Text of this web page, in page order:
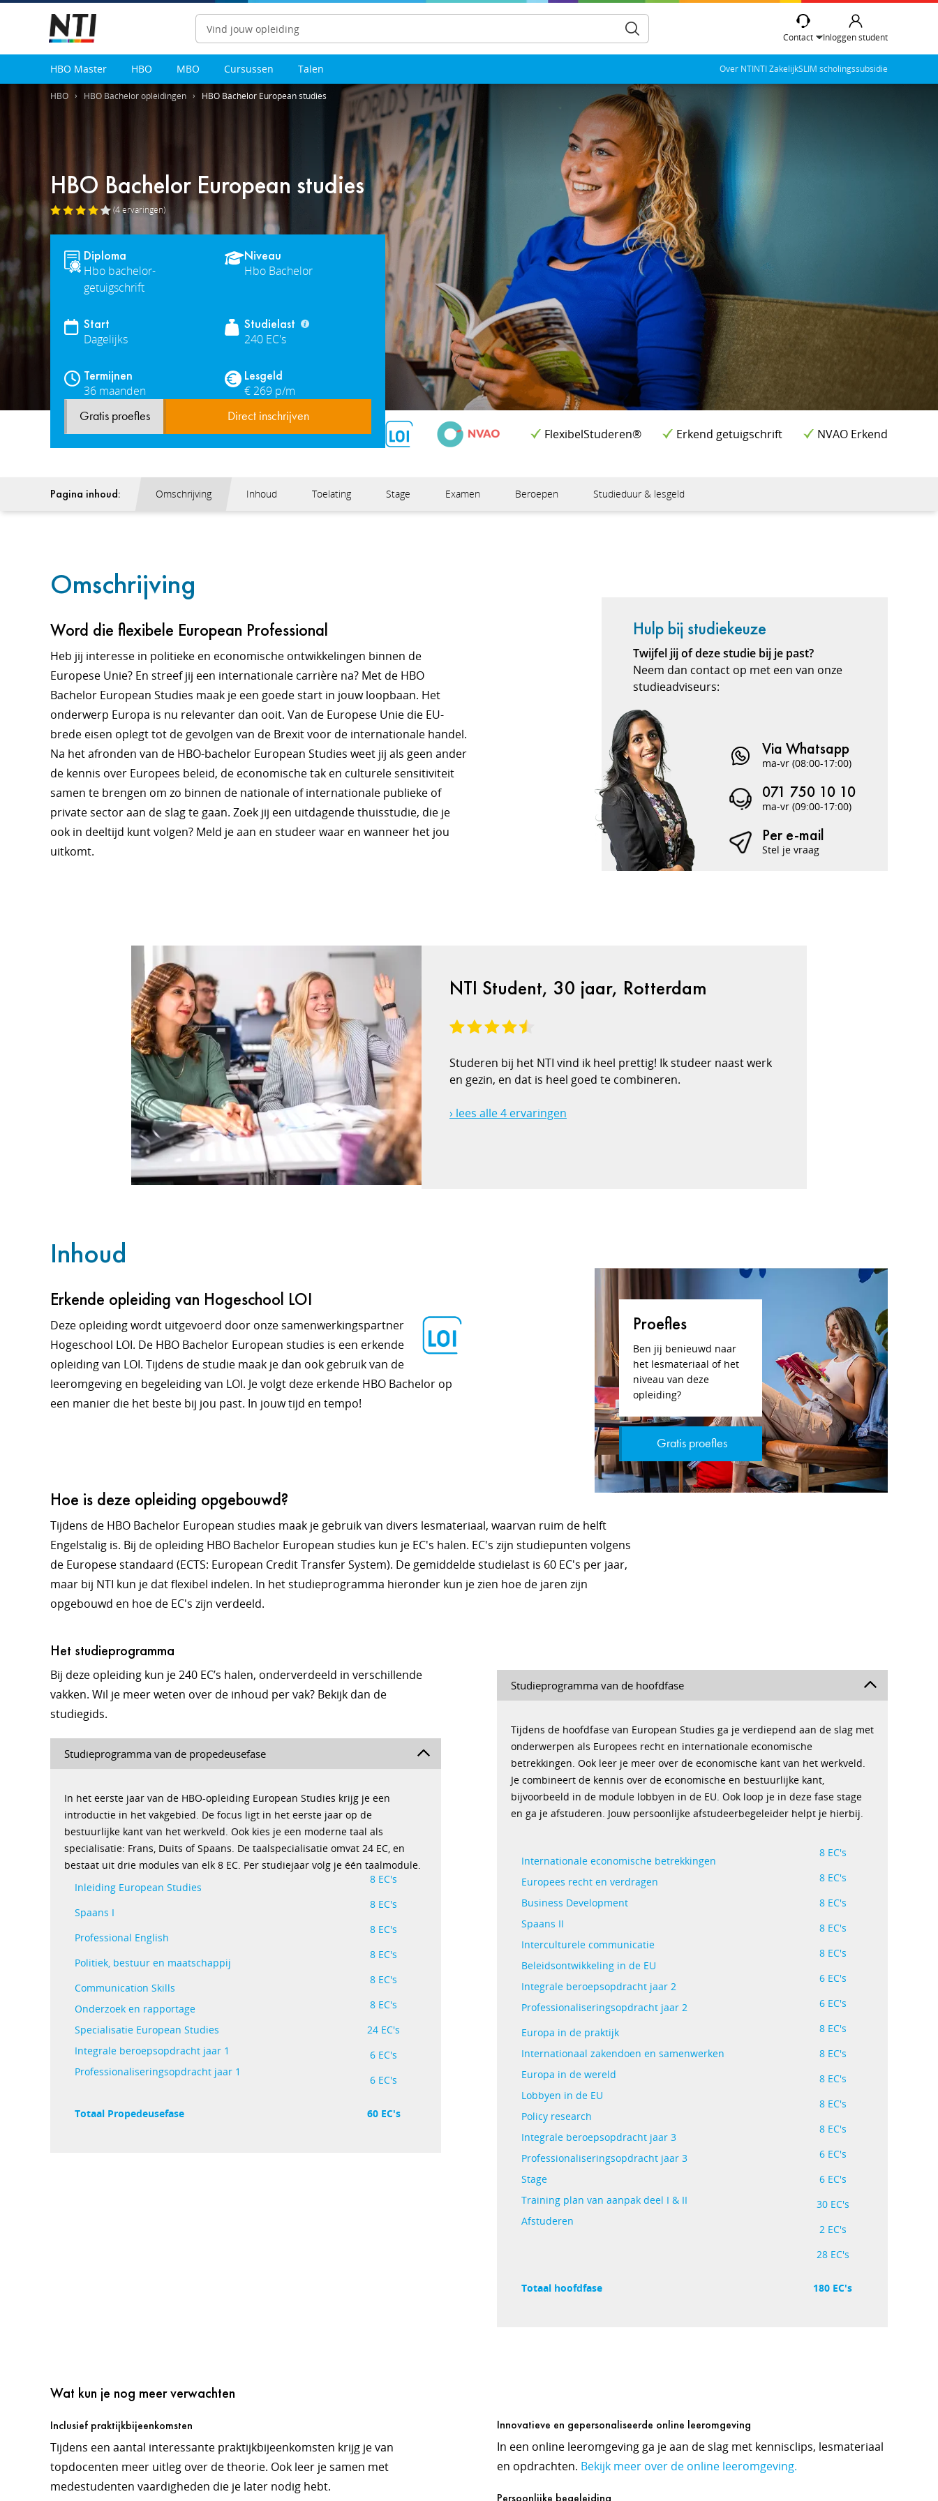
Zoeken
Contact Inloggen student
HBO Master HBO MBO Cursussen Talen Over NTINTI ZakelijkSLIM scholingssubsidie
HBO HBO Bachelor opleidingen HBO Bachelor European studies
HBO Bachelor European studies
(4ervaringen)
Diploma
Hbo bachelor-
getuigschrift
Niveau
Hbo Bachelor
Start
Dagelijks
Studielast
240 EC's
Termijnen
36 maanden
Lesgeld
€ 269 p/m
Gratis proefles Direct inschrijven
FlexibelStuderen® Erkend getuigschrift NVAO Erkend
Pagina inhoud: Omschrijving Inhoud Toelating Stage Examen Beroepen Studieduur & lesgeld
Omschrijving
Word die flexibele European Professional
Heb jij interesse in politieke en economische ontwikkelingen binnen de
Europese Unie? En streef jij een internationale carrière na? Met de HBO
Bachelor European Studies maak je een goede start in jouw loopbaan. Het
onderwerp Europa is nu relevanter dan ooit. Van de Europese Unie die EU-
brede eisen oplegt tot de gevolgen van de Brexit voor de internationale handel.
Na het afronden van de HBO-bachelor European Studies weet jij als geen ander
de kennis over Europees beleid, de economische tak en culturele sensitiviteit
samen te brengen om zo binnen de nationale of internationale publieke of
private sector aan de slag te gaan. Zoek jij een uitdagende thuisstudie, die je
ook in deeltijd kunt volgen? Meld je aan en studeer waar en wanneer het jou
uitkomt.
Hulp bij studiekeuze
Twijfel jij of deze studie bij je past?
Neem dan contact op met een van onze
studieadviseurs:
Via Whatsapp
ma-vr (08:00-17:00)
071 750 10 10
ma-vr (09:00-17:00)
Per e-mail
Stel je vraag
NTI Student, 30 jaar, Rotterdam
Studeren bij het NTI vind ik heel prettig! Ik studeer naast werk
en gezin, en dat is heel goed te combineren.
› lees alle 4 ervaringen
Inhoud
Proefles
Ben jij benieuwd naar
het lesmateriaal of het
niveau van deze
opleiding?
Gratis proefles
Erkende opleiding van Hogeschool LOI
Deze opleiding wordt uitgevoerd door onze samenwerkingspartner
Hogeschool LOI. De HBO Bachelor European studies is een erkende
opleiding van LOI. Tijdens de studie maak je dan ook gebruik van de
leeromgeving en begeleiding van LOI. Je volgt deze erkende HBO Bachelor op
een manier die het beste bij jou past. In jouw tijd en tempo!
Hoe is deze opleiding opgebouwd?
Tijdens de HBO Bachelor European studies maak je gebruik van divers lesmateriaal, waarvan ruim de helft
Engelstalig is. Bij de opleiding HBO Bachelor European studies kun je EC's halen. EC's zijn studiepunten volgens
de Europese standaard (ECTS: European Credit Transfer System). De gemiddelde studielast is 60 EC's per jaar,
maar bij NTI kun je dat flexibel indelen. In het studieprogramma hieronder kun je zien hoe de jaren zijn
opgebouwd en hoe de EC's zijn verdeeld.
Het studieprogramma
Bij deze opleiding kun je 240 EC’s halen, onderverdeeld in verschillende
vakken. Wil je meer weten over de inhoud per vak? Bekijk dan de
studiegids.
Studieprogramma van de propedeusefase
In het eerste jaar van de HBO-opleiding European Studies krijg je een
introductie in het vakgebied. De focus ligt in het eerste jaar op de
bestuurlijke kant van het werkveld. Ook kies je een moderne taal als
specialisatie: Frans, Duits of Spaans. De taalspecialisatie omvat 24 EC, en
bestaat uit drie modules van elk 8 EC. Per studiejaar volg je één taalmodule.
Inleiding European Studies
Spaans I
Professional English
Politiek, bestuur en maatschappij
Communication Skills
Onderzoek en rapportage
Specialisatie European Studies
Integrale beroepsopdracht jaar 1
Professionaliseringsopdracht jaar 1
8 EC's
8 EC's
8 EC's
8 EC's
8 EC's
8 EC's
24 EC's
6 EC's
6 EC's
Totaal Propedeusefase 60 EC's
Studieprogramma van de hoofdfase
Tijdens de hoofdfase van European Studies ga je verdiepend aan de slag met
onderwerpen als Europees recht en internationale economische
betrekkingen. Ook leer je meer over de economische kant van het werkveld.
Je combineert de kennis over de economische en bestuurlijke kant,
bijvoorbeeld in de module lobbyen in de EU. Ook loop je in deze fase stage
en ga je afstuderen. Jouw persoonlijke afstudeerbegeleider helpt je hierbij.
Internationale economische betrekkingen
Europees recht en verdragen
Business Development
Spaans II
Interculturele communicatie
Beleidsontwikkeling in de EU
Integrale beroepsopdracht jaar 2
Professionaliseringsopdracht jaar 2
Europa in de praktijk
Internationaal zakendoen en samenwerken
Europa in de wereld
Lobbyen in de EU
Policy research
Integrale beroepsopdracht jaar 3
Professionaliseringsopdracht jaar 3
Stage
Training plan van aanpak deel I & II
Afstuderen
8 EC's
8 EC's
8 EC's
8 EC's
8 EC's
6 EC's
6 EC's
8 EC's
8 EC's
8 EC's
8 EC's
8 EC's
6 EC's
6 EC's
30 EC's
2 EC's
28 EC's
Totaal hoofdfase 180 EC's
Wat kun je nog meer verwachten
Inclusief praktijkbijeenkomsten
Tijdens een aantal interessante praktijkbijeenkomsten krijg je van
topdocenten meer uitleg over de theorie. Ook leer je samen met
medestudenten vaardigheden die je later nodig hebt.
Innovatieve en gepersonaliseerde online leeromgeving
In een online leeromgeving ga je aan de slag met kennisclips, lesmateriaal
en opdrachten. Bekijk meer over de online leeromgeving.
Persoonlijke begeleiding